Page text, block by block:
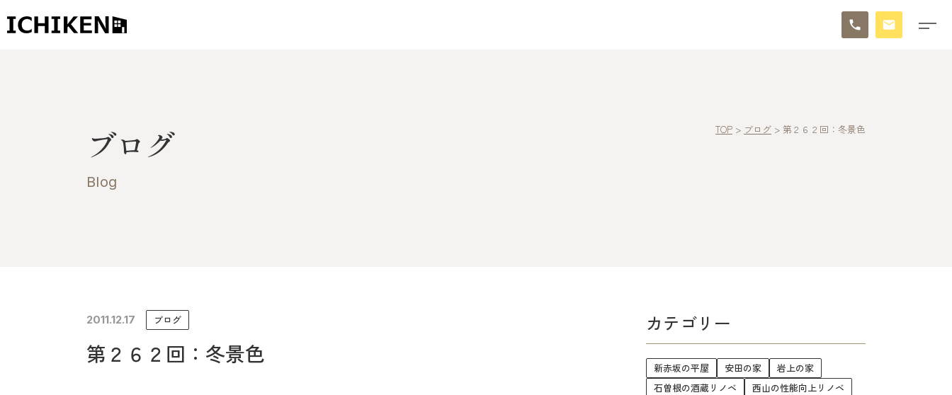
未来に住み継ぐ平屋
ブログ
Blog
TOP > ブログ > 第２６２回：冬景色
2011.12.17 ブログ
第２６２回：冬景色
カテゴリー
新赤坂の平屋 安田の家
岩上の家
石曽根の酒蔵リノベ
西山の性能向上リノベ